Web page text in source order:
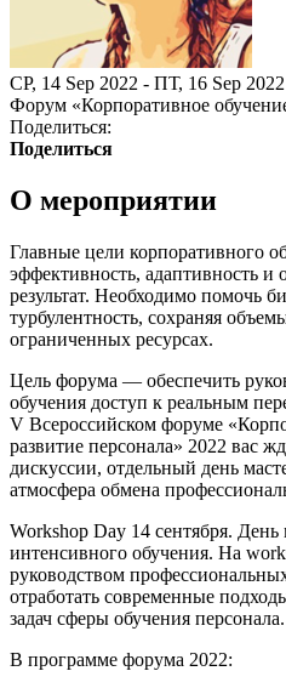
СР, 14 Sep 2022 - ПТ, 16 Sep 2022
Форум «Корпоративное
Поделиться:
Поделиться
О мероприятии
Главные цели корпоративного
эффективность, адаптивность и
результат. Необходимо помочь
турбулентность, сохраняя
ограниченных ресурсах.
Цель форума — обеспечить
обучения доступ к реальным
V Всероссийском форуме
развитие персонала» 2022 вас
дискуссии, отдельный день
атмосфера обмена
Workshop Day 14 сентября. День
интенсивного обучения. На
руководством
отработать современные
задач сферы обучения персонала.
В программе форума 2022: